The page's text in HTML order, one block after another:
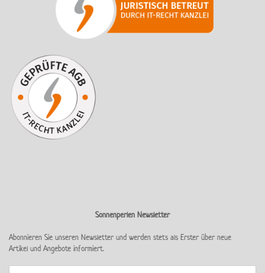
Sonnenperlen Newsletter
Abonnieren Sie unseren Newsletter und werden stets als Erster über neue
Artikel und Angebote informiert.